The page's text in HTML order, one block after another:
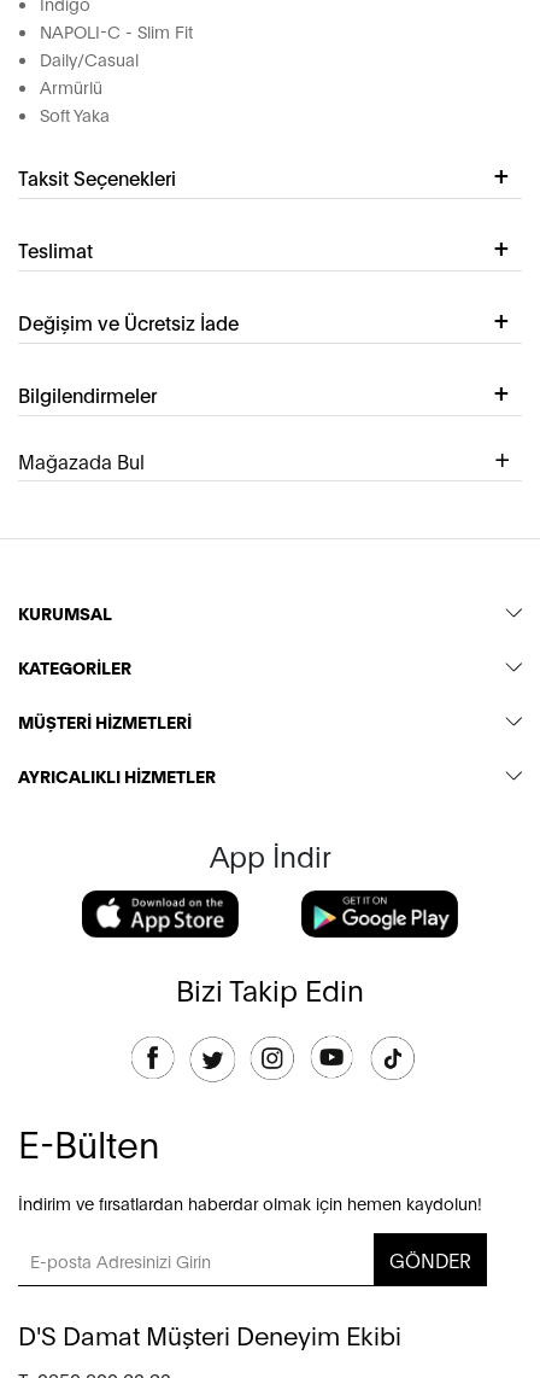
NAPOLI-C - Slim Fit
Daily/Casual
Armürlü
Soft Yaka
Taksit Seçenekleri
Teslimat
Değişim ve Ücretsiz İade
Bilgilendirmeler
Mağazada Bul
KURUMSAL
KATEGORİLER
MÜŞTERİ HİZMETLERİ
AYRICALIKLI HİZMETLER
App İndir
Bizi Takip Edin
E-Bülten
İndirim ve fırsatlardan haberdar olmak için hemen kaydolun!
GÖNDER
D'S Damat Müşteri Deneyim Ekibi